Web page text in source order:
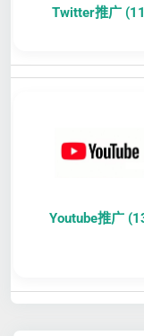
Twitter推广
Youtube推广